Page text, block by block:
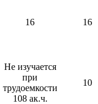
16 16
Не изучается
при
трудоемкости
108 ак.ч.
10